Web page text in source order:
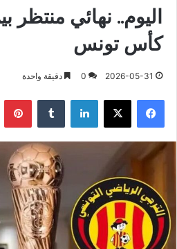
اليوم.. نهائي منتظر
كأس تونس
2026-05-31
0 دقيقة واحدة
فيسبوك X لينكدإن